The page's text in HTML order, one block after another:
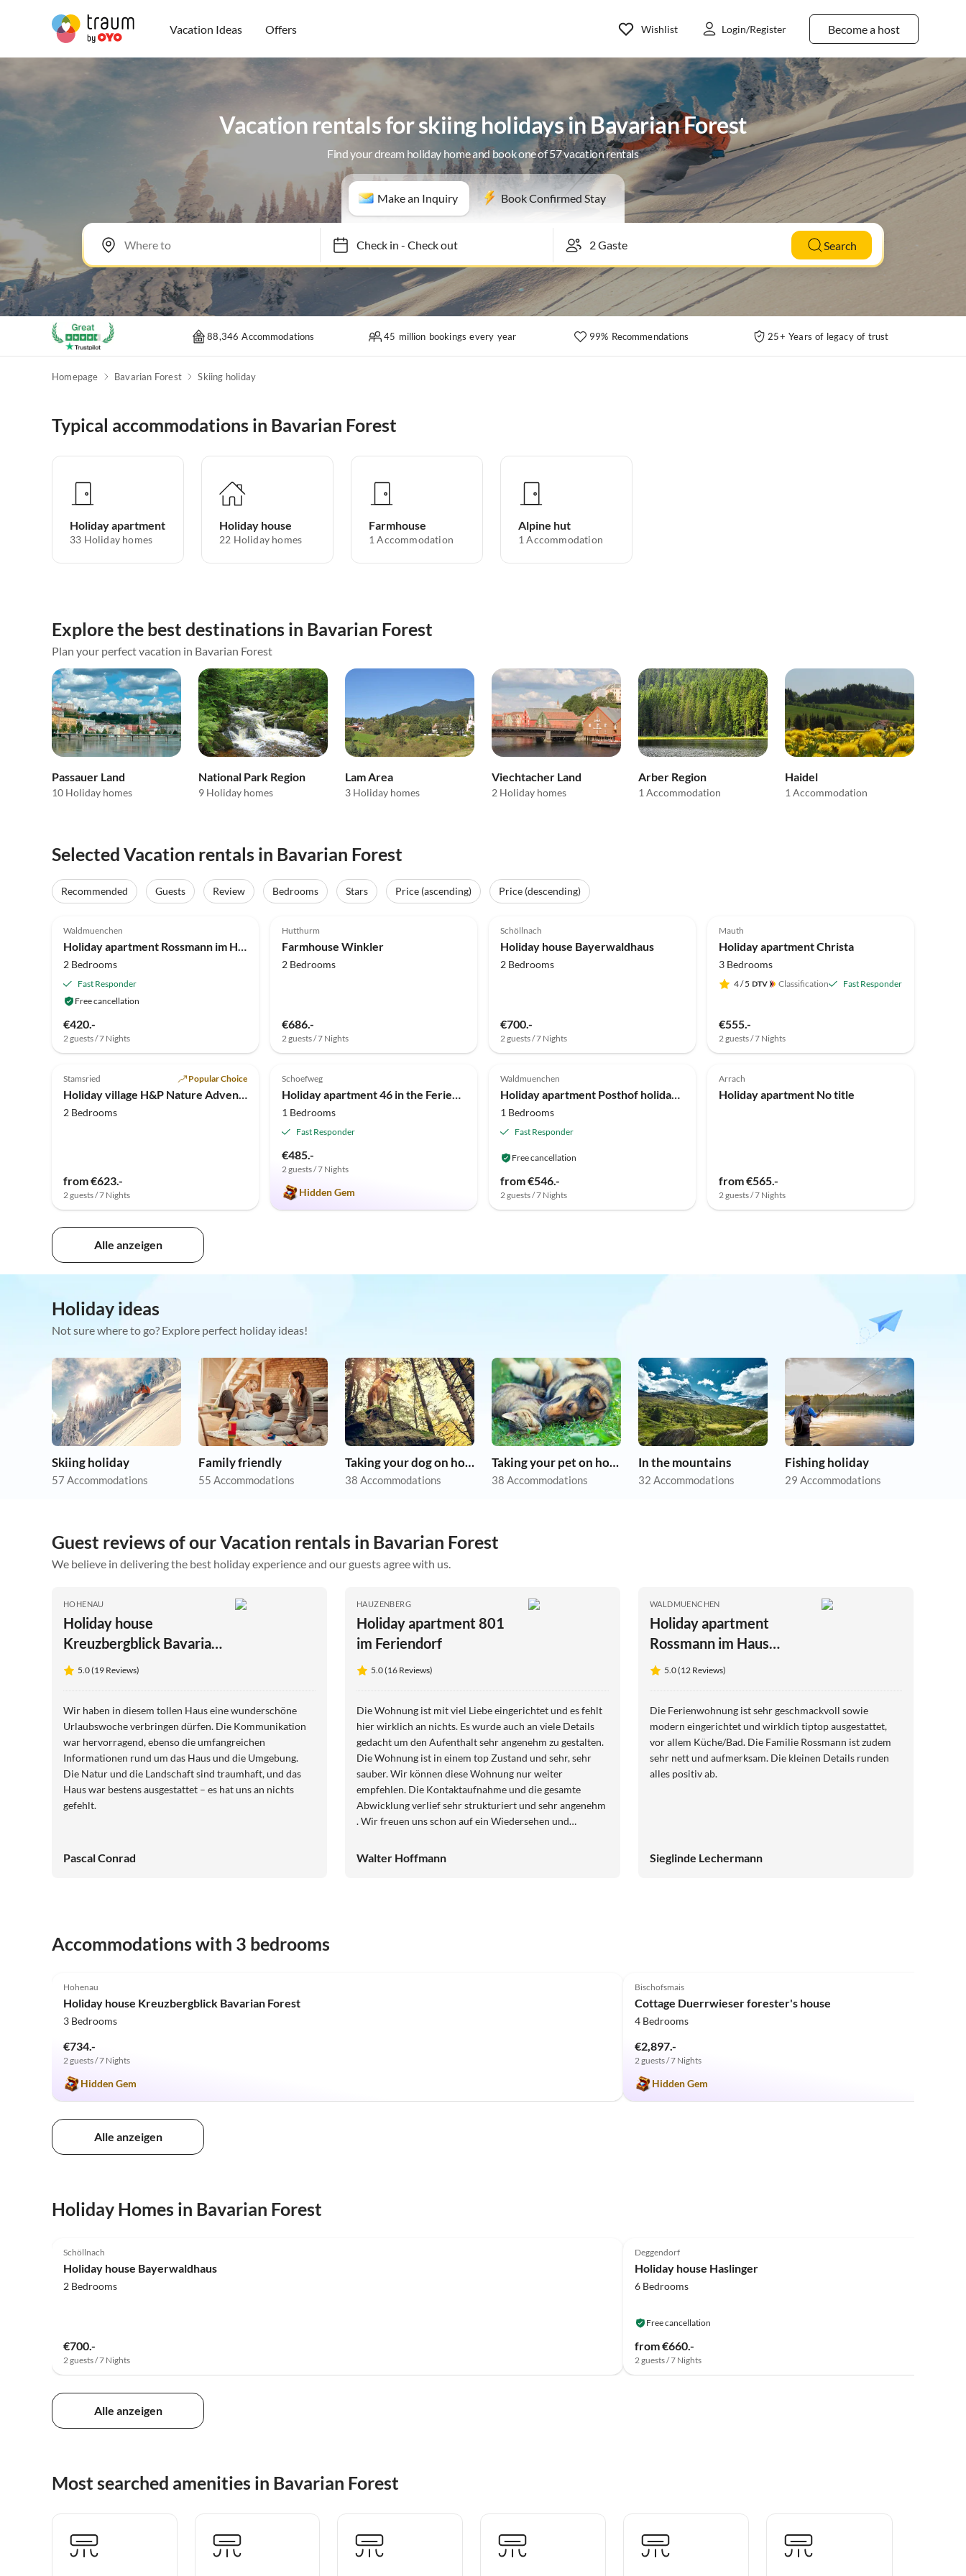
Vacation Ideas Offers Become a host
Wishlist Login/Register
Vacation rentals for skiing holidays in Bavarian Forest
Find your dream holiday home and book one of 57 vacation rentals
Make an Inquiry Book Confirmed Stay
Check in- Check out Search
88,346 Accommodations 45 million bookings every year 99% Recommendations 25+ Years of legacy of trust
Homepage Bavarian Forest Skiing holiday
Typical accommodations in Bavarian Forest
Holiday apartment
33 Holiday homes
Holiday house
22 Holiday homes
Farmhouse
1 Accommodation
Alpine hut
1 Accommodation
Explore the best destinations in Bavarian Forest
Plan your perfect vacation in Bavarian Forest
Passauer Land
10 Holiday homes
National Park Region
9 Holiday homes
Lam Area
3 Holiday homes
Viechtacher Land
2 Holiday homes
Arber Region
1 Accommodation
Haidel
1 Accommodation
Selected Vacation rentals in Bavarian Forest
Recommended Guests Review Bedrooms Stars Price (ascending) Price (descending)
Top-Listing
Waldmuenchen
Holiday apartment Rossmann im Haus Christa
2 Bedrooms
Fast Responder
Free cancellation
€420.-
2 guests / 7 Nights
Hutthurm
Farmhouse Winkler
2 Bedrooms
€686.-
2 guests / 7 Nights
Schöllnach
Holiday house Bayerwaldhaus
2 Bedrooms
€700.-
2 guests / 7 Nights
Mauth
Holiday apartment Christa
3 Bedrooms
4/ 5 Classification Fast Responder
€555.-
2 guests / 7 Nights
5.0 (1)
Stamsried Popular Choice
Holiday village H&P Nature Adventure Village Stamsried
2 Bedrooms
from €623.-
2 guests / 7 Nights
5.0 (1)
Schoefweg
Holiday apartment 46 in the Ferienland Sonnenwald
1 Bedrooms
Fast Responder
€485.-
2 guests / 7 Nights
Hidden Gem
Top-Listing
Waldmuenchen
Holiday apartment Posthof holiday guesthouse
1 Bedrooms
Fast Responder
Free cancellation
from €546.-
2 guests / 7 Nights
Arrach
Holiday apartment No title
from €565.-
2 guests / 7 Nights
Alle anzeigen
Holiday ideas
Not sure where to go? Explore perfect holiday ideas!
Skiing holiday
57 Accommodations
Family friendly
55 Accommodations
Taking your dog on holiday
38 Accommodations
Taking your pet on holiday
38 Accommodations
In the mountains
32 Accommodations
Fishing holiday
29 Accommodations
Guest reviews of our Vacation rentals in Bavarian Forest
We believe in delivering the best holiday experience and our guests agree with us.
HOHENAU
Holiday house
Kreuzbergblick Bavarian
Forest
5.0 (19 Reviews)
Wir haben in diesem tollen Haus eine wunderschöne
Urlaubswoche verbringen dürfen. Die Kommunikation
war hervorragend, ebenso die umfangreichen
Informationen rund um das Haus und die Umgebung.
Die Natur und die Landschaft sind traumhaft, und das
Haus war bestens ausgestattet – es hat uns an nichts
gefehlt.
Pascal Conrad
HAUZENBERG
Holiday apartment 801
im Feriendorf
5.0 (16 Reviews)
Die Wohnung ist mit viel Liebe eingerichtet und es fehlt
hier wirklich an nichts. Es wurde auch an viele Details
gedacht um den Aufenthalt sehr angenehm zu gestalten.
Die Wohnung ist in einem top Zustand und sehr, sehr
sauber. Wir können diese Wohnung nur weiter
empfehlen. Die Kontaktaufnahme und die gesamte
Abwicklung verlief sehr strukturiert und sehr angenehm
. Wir freuen uns schon auf ein Wiedersehen und
angenehmen Aufenthalt so wie wir ihn hatten.
Walter Hoffmann
WALDMUENCHEN
Holiday apartment
Rossmann im Haus
Christa
5.0 (12 Reviews)
Die Ferienwohnung ist sehr geschmackvoll sowie
modern eingerichtet und wirklich tiptop ausgestattet,
vor allem Küche/Bad. Die Familie Rossmann ist zudem
sehr nett und aufmerksam. Die kleinen Details runden
alles positiv ab.
Sieglinde Lechermann
Accommodations with 3 bedrooms
Hohenau
Holiday house Kreuzbergblick Bavarian Forest
3 Bedrooms
€734.-
2 guests / 7 Nights
Hidden Gem
Bischofsmais
Cottage Duerrwieser forester's house
4 Bedrooms
€2,897.-
2 guests / 7 Nights
Hidden Gem
Alle anzeigen
Holiday Homes in Bavarian Forest
Schöllnach
Holiday house Bayerwaldhaus
2 Bedrooms
€700.-
2 guests / 7 Nights
Deggendorf
Holiday house Haslinger
6 Bedrooms
Free cancellation
from €660.-
2 guests / 7 Nights
Alle anzeigen
Most searched amenities in Bavarian Forest